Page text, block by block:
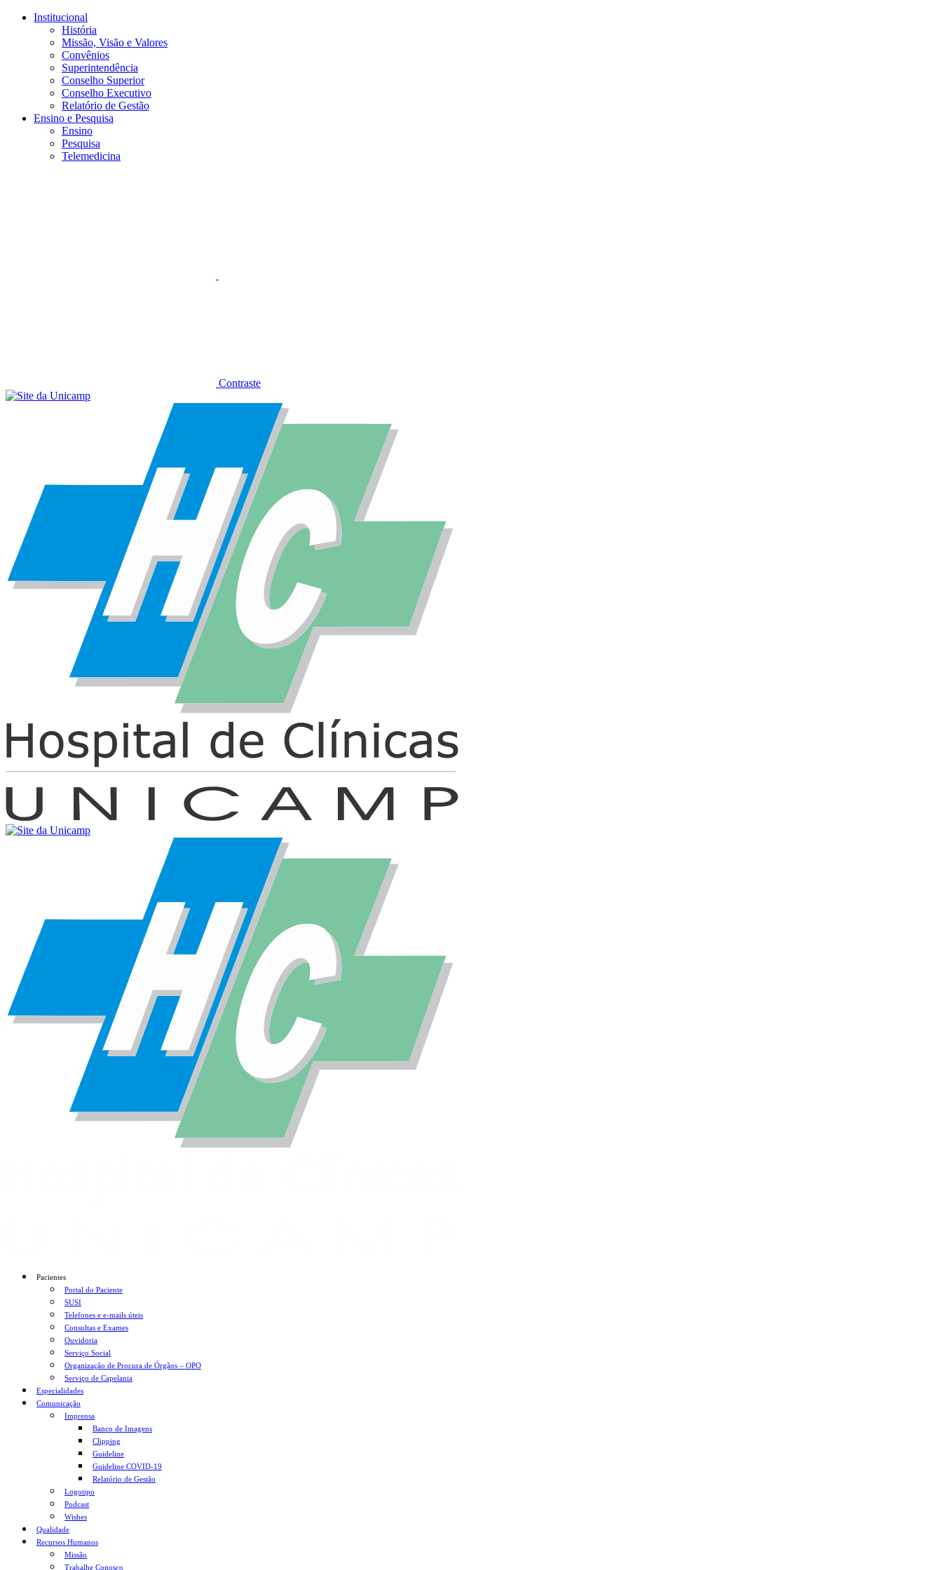
Conteúdo principal
Institucional
História
Missão, Visão e Valores
Convênios
Superintendência
Conselho Superior
Conselho Executivo
Relatório de Gestão
Ensino e Pesquisa
Ensino
Pesquisa
Telemedicina
Contraste
Pacientes
Portal do Paciente
SUSI
Telefones e e-mails úteis
Consultas e Exames
Ouvidoria
Serviço Social
Organização de Procura de Órgãos – OPO
Serviço de Capelania
Especialidades
Comunicação
Imprensa
Banco de Imagens
Clipping
Guideline
Guideline COVID-19
Relatório de Gestão
Logotipo
Podcast
Wishes
Qualidade
Recursos Humanos
Missão
Trabalhe Conosco